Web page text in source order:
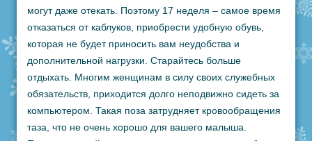
могут даже отекать. Поэтому 17 неделя – самое время
отказаться от каблуков, приобрести удобную обувь,
которая не будет приносить вам неудобства и
дополнительной нагрузки. Старайтесь больше
отдыхать. Многим женщинам в силу своих служебных
обязательств, приходится долго неподвижно сидеть за
компьютером. Такая поза затрудняет кровообращения
таза, что не очень хорошо для вашего малыша.